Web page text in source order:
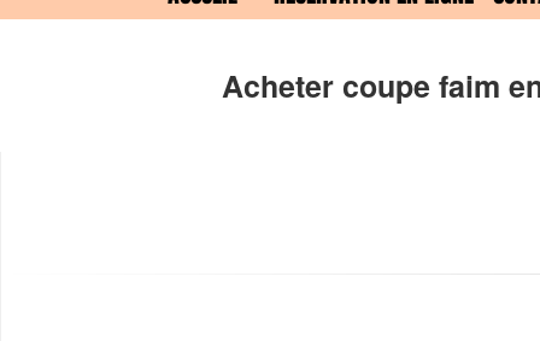
Acheter coupe faim